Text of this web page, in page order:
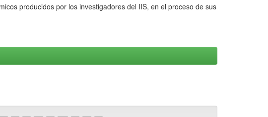
producidos por los investigadores del IIS, en el proceso de sus